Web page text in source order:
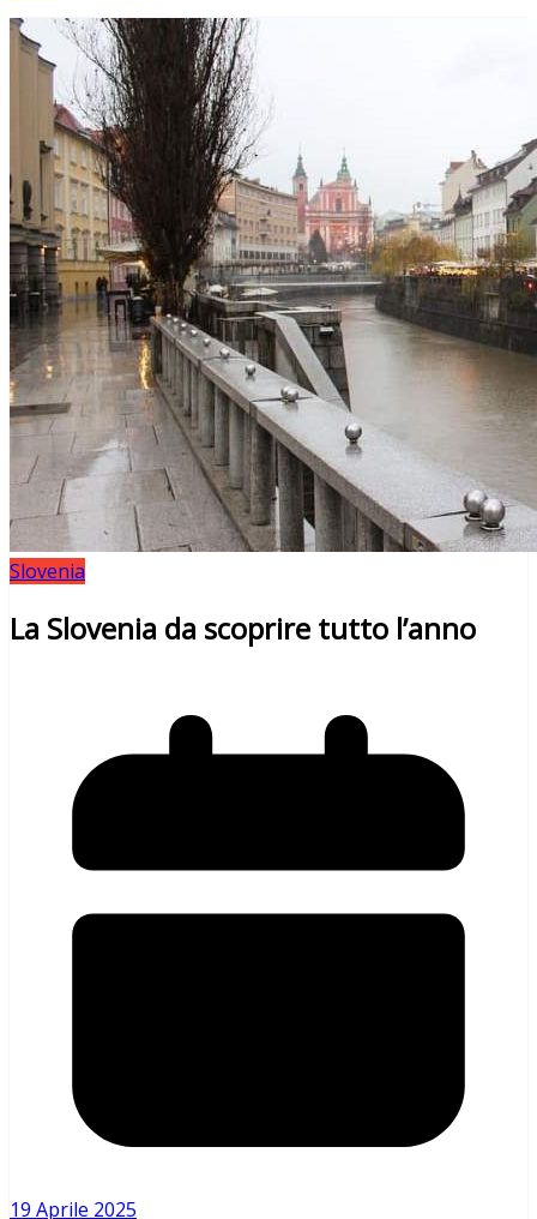
Slovenia
La Slovenia da scoprire tutto l’anno
19 Aprile 2025